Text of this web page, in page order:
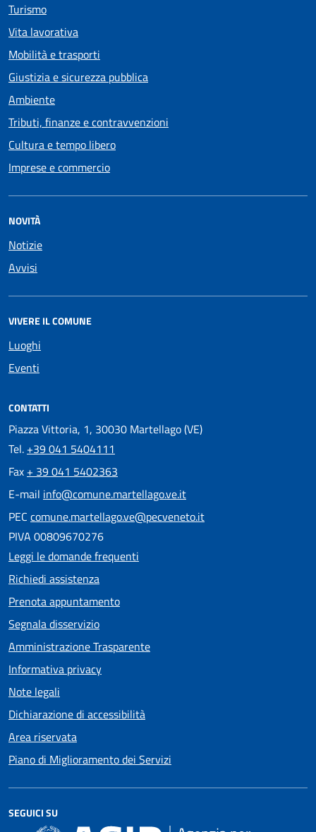
Turismo
Vita lavorativa
Mobilità e trasporti
Giustizia e sicurezza pubblica
Ambiente
Tributi, finanze e contravvenzioni
Cultura e tempo libero
Imprese e commercio
NOVITÀ
Notizie
Avvisi
VIVERE IL COMUNE
Luoghi
Eventi
CONTATTI
Piazza Vittoria, 1, 30030 Martellago (VE)
Tel. +39 041 5404111
Fax + 39 041 5402363
E-mail info@comune.martellago.ve.it
PEC comune.martellago.ve@pecveneto.it
PIVA 00809670276
Leggi le domande frequenti
Richiedi assistenza
Prenota appuntamento
Segnala disservizio
Amministrazione Trasparente
Informativa privacy
Note legali
Dichiarazione di accessibilità
Area riservata
Piano di Miglioramento dei Servizi
SEGUICI SU